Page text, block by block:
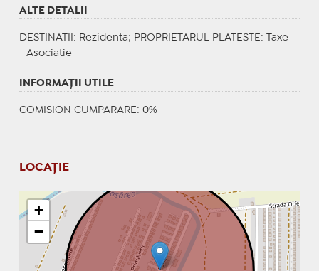
ALTE DETALII
DESTINATII : Rezidenta; PROPRIETARUL PLATESTE : Taxe
Asociatie
INFORMAŢII UTILE
COMISION CUMPARARE: 0%
LOCAȚIE
+
−